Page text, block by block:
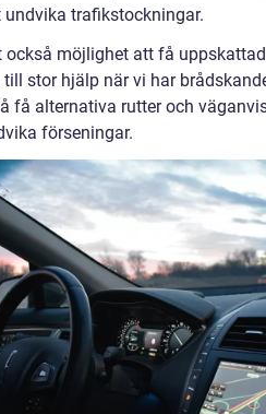
trafikstockningar.
också möjlighet att få
stor hjälp när vi har
få alternativa rutter och
förseningar.